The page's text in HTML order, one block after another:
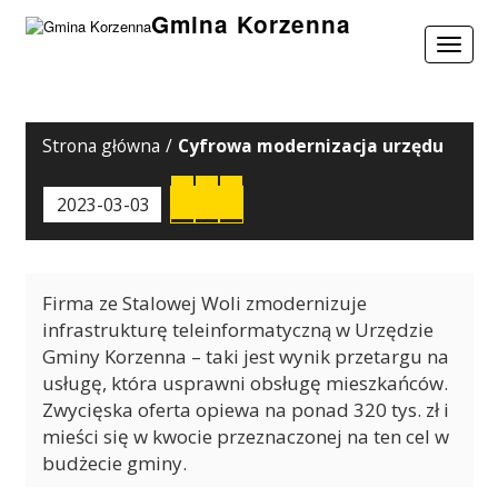
Gmina Korzenna
Toggle
Strona główna / Cyfrowa modernizacja urzędu
2023-03-03
PDF'a
Firma ze Stalowej Woli zmodernizuje
infrastrukturę teleinformatyczną w Urzędzie
Gminy Korzenna – taki jest wynik przetargu na
usługę, która usprawni obsługę mieszkańców.
Zwycięska oferta opiewa na ponad 320 tys. zł i
mieści się w kwocie przeznaczonej na ten cel w
budżecie gminy.